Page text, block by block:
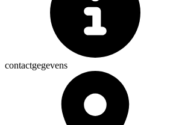
contactgegevens